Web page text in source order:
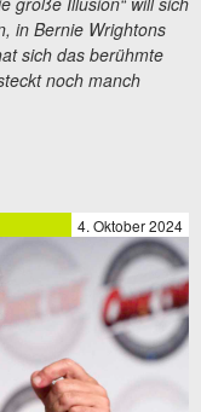
in Bernie Wrightons
sich das berühmte
noch manch
4. Oktober 2024